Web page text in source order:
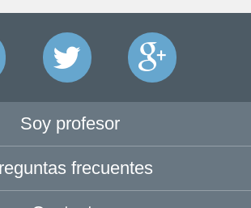
Soy profesor
frecuentes